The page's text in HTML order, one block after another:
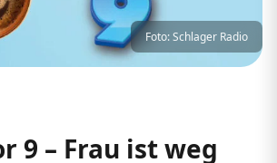
Foto: Schlager Radio
9 – Frau ist weg